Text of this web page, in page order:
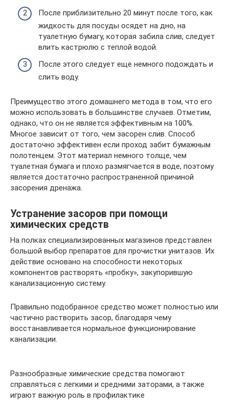
После приблизительно 20 минут после того, как
жидкость для посуды осядет на дно, на
туалетную бумагу, которая забила слив, следует
влить кастрюлю с теплой водой.
После этого следует еще немного подождать и
слить воду.
Преимущество этого домашнего метода в том, что его
можно использовать в большинстве случаев. Отметим,
однако, что он не является эффективным на 100%.
Многое зависит от того, чем засорен слив. Способ
достаточно эффективен если проход забит бумажным
полотенцем. Этот материал немного толще, чем
туалетная бумага и плохо размягчается в воде, поэтому
является достаточно распространенной причиной
засорения дренажа.
Устранение засоров при помощи
химических средств
На полках специализированных магазинов представлен
большой выбор препаратов для прочистки унитазов. Их
действие основано на способности некоторых
компонентов растворять «пробку», закупорившую
канализационную систему.
Правильно подобранное средство может полностью или
частично растворить засор, благодаря чему
восстанавливается нормальное функционирование
канализации.
Разнообразные химические средства помогают
справляться с легкими и средними заторами, а также
играют важную роль в профилактике